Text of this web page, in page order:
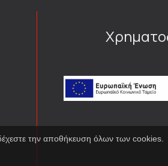
την αποθήκευση όλων των cookies.